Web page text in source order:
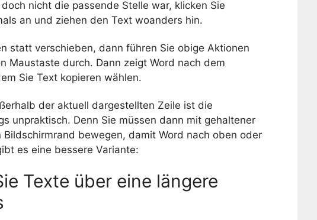
nicht die passende Stelle war, klicken Sie
an und ziehen den Text woanders hin.
statt verschieben, dann führen Sie obige Aktionen
Maustaste durch. Dann zeigt Word nach dem
Sie Text kopieren wählen.
der aktuell dargestellten Zeile ist die
unpraktisch. Denn Sie müssen dann mit gehaltener
bewegen, damit Word nach oben oder
es eine bessere Variante:
Texte über eine längere